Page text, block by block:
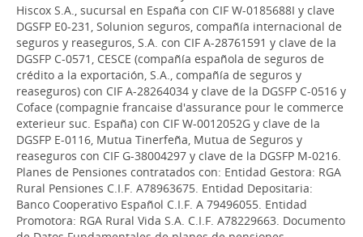
Hiscox S.A., sucursal en España con CIF W-0185688I y clave
DGSFP E0-231, Solunion seguros, compañía internacional de
seguros y reaseguros, S.A. con CIF A-28761591 y clave de la
DGSFP C-0571, CESCE (compañía española de seguros de
crédito a la exportación, S.A., compañía de seguros y
reaseguros) con CIF A-28264034 y clave de la DGSFP C-0516 y
Coface (compagnie francaise d'assurance pour le commerce
exterieur suc. España) con CIF W-0012052G y clave de la
DGSFP E-0116, Mutua Tinerfeña, Mutua de Seguros y
reaseguros con CIF G-38004297 y clave de la DGSFP M-0216.
Planes de Pensiones contratados con: Entidad Gestora: RGA
Rural Pensiones C.I.F. A78963675. Entidad Depositaria:
Banco Cooperativo Español C.I.F. A 79496055. Entidad
Promotora: RGA Rural Vida S.A. C.I.F. A78229663. Documento